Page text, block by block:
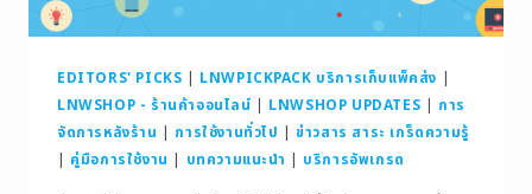
EDITORS' PICKS | LNWPICKPACK บริการเก็บแพ็คส่ง |
LNWSHOP - ร้านค้าออนไลน์ | LNWSHOP UPDATES | การ
จัดการหลังร้าน | การใช้งานทั่วไป |ข่าวสาร สาระ เกร็ดความรู้
| คู่มือการใช้งาน | บทความแนะนำ | บริการอัพเกรด